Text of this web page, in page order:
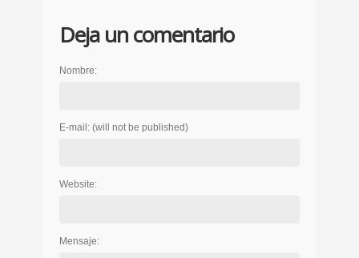
Deja un comentario
Nombre:
E-mail: (will not be published)
Website:
Mensaje: